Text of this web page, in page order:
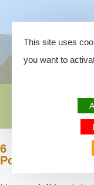
6
Point de Vue
This site uses
you want to